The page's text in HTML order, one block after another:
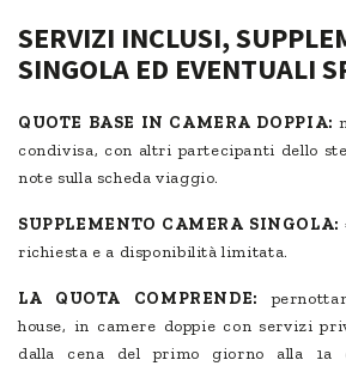
SERVIZI INCLUSI,
SINGOLA ED EVENTUALI
QUOTE BASE IN CAMERA DOPPIA:
condivisa, con altri partecipanti dello
note sulla scheda viaggio.
SUPPLEMENTO CAMERA SINGOLA:
richiesta e a disponibilità limitata.
LA QUOTA COMPRENDE:
house, in camere doppie con servizi
dalla cena del primo giorno alla 1a